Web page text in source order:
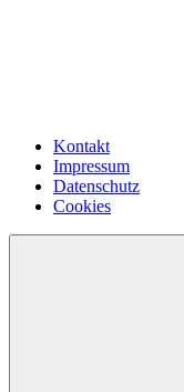
Kontakt
Impressum
Datenschutz
Cookies